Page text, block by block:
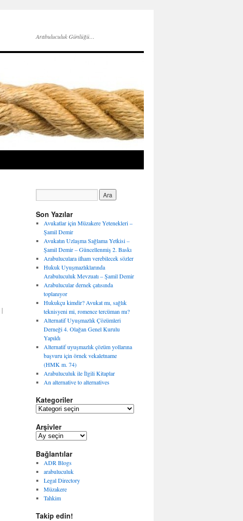
Arabuluculuk Günlüğü…
|
Son Yazılar
Avukatlar için Müzakere Yetenekleri –
Şamil Demir
Avukatın Uzlaşma Sağlama Yetkisi –
Şamil Demir – Güncellenmiş 2. Baskı
Arabuluculara ilham verebilecek sözler
Hukuk Uyuşmazlıklarında
Arabuluculuk Mevzuatı – Şamil Demir
Arabulucular dernek çatısında
toplanıyor
Hukukçu kimdir? Avukat mı, sağlık
teknisyeni mi, romence tercüman mı?
Alternatif Uyuşmazlık Çözümleri
Derneği 4. Olağan Genel Kurulu
Yapıldı
Alternatif uyuşmazlık çözüm yollarına
başvuru için örnek vekaletname
(HMK m. 74)
Arabuluculuk ile İlgili Kitaplar
An alternative to alternatives
Kategoriler
K
t
o
r
i
l
e
r
Arşivler
A
ş
i
v
l
e
r
Bağlantılar
ADR Blogs
arabuluculuk
Legal Directory
Müzakere
Tahkim
Takip edin!